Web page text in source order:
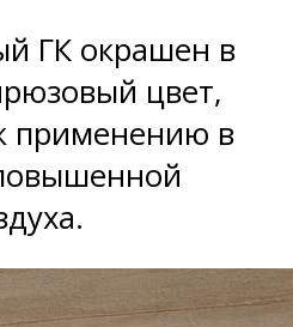
ГК окрашен в
цвет,
применению в